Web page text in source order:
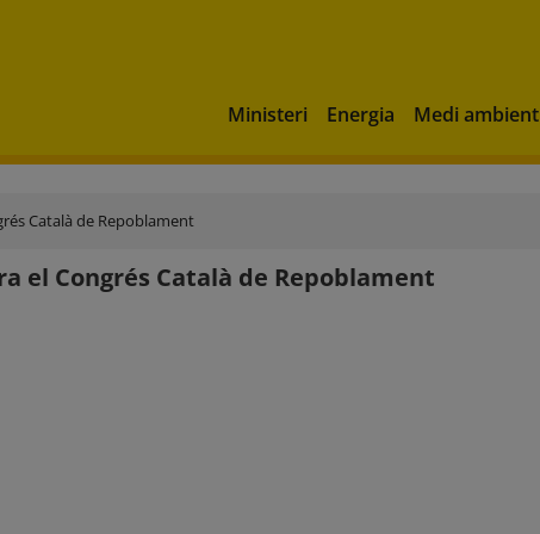
Ministeri Energia Medi ambient
Català de Repoblament
el Congrés Català de Repoblament